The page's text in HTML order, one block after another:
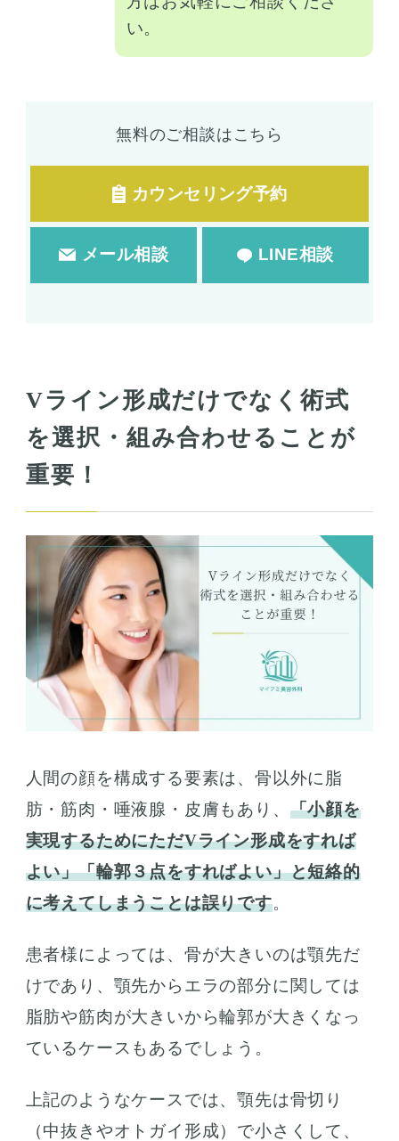
い。
無料のご相談はこちら
カウンセリング予約
メール相談 LINE相談
Vライン形成だけでなく術式
を選択・組み合わせることが
重要！
人間の顔を構成する要素は、骨以外に脂
肪・筋肉・唾液腺・皮膚もあり、 「小顔を
実現するためにただVライン形成をすれば
よい」「輪郭３点をすればよい」と短絡的
に考えてしまうことは誤りです。
患者様によっては、骨が大きいのは顎先だ
けであり、顎先からエラの部分に関しては
脂肪や筋肉が大きいから輪郭が大きくなっ
ているケースもあるでしょう。
上記のようなケースでは、顎先は骨切り
（中抜きやオトガイ形成）で小さくして、